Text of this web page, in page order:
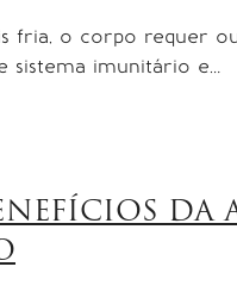
fria, o corpo requer
sistema imunitário e…
DA